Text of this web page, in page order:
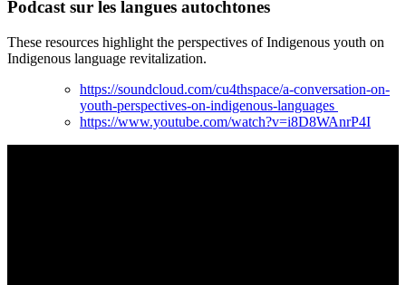
Podcast sur les langues autochtones
These resources highlight the perspectives of Indigenous youth on
Indigenous language revitalization.
https://soundcloud.com/cu4thspace/a-conversation-on-
youth-perspectives-on-indigenous-languages
https://www.youtube.com/watch?v=i8D8WAnrP4I